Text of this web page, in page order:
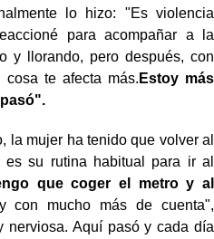
lo hizo: "Es violencia
para acompañar a la
y llorando, pero después, con
te afecta más. Estoy más
la mujer ha tenido que volver al
su rutina habitual para ir al
que coger el metro y al
con mucho más de cuenta",
nerviosa. Aquí pasó y cada día